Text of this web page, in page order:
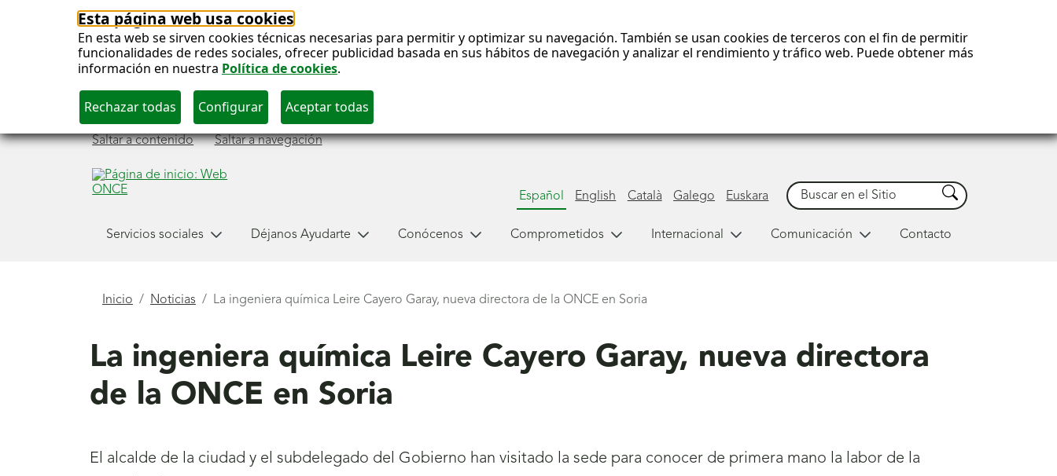
Esta página web usa cookies
En esta web se sirven cookies técnicas necesarias para permitir y optimizar su navegación. También se usan cookies de terceros con el fin de permitir
funcionalidades de redes sociales, ofrecer publicidad basada en sus hábitos de navegación y analizar el rendimiento y tráfico web. Puede obtener más
información en nuestra Política de cookies.
Saltar a contenido Saltar a navegación
Español English Català Galego Euskara
Buscar Buscar
Servicios sociales Déjanos Ayudarte Conócenos Comprometidos Internacional Comunicación Contacto
Está
Inicio Noticias La ingeniera química Leire Cayero Garay, nueva directora de la ONCE en Soria
La ingeniera química Leire Cayero Garay, nueva directora
de la ONCE en Soria
El alcalde de la ciudad y el subdelegado del Gobierno han visitado la sede para conocer de primera mano la labor de la